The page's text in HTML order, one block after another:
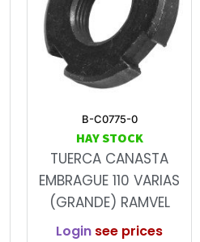
B-C0775-0
HAY STOCK
TUERCA CANASTA
EMBRAGUE 110 VARIAS
(GRANDE) RAMVEL
Login see prices